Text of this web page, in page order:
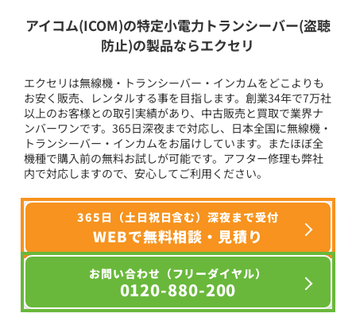
アイコム(ICOM)の特定小電力トランシーバー(盗聴
防止)の製品ならエクセリ
エクセリは無線機・トランシーバー・インカムをどこよりも
お安く販売、レンタルする事を目指します。創業34年で7万社
以上のお客様との取引実績があり、中古販売と買取で業界ナ
ンバーワンです。365日深夜まで対応し、日本全国に無線機・
トランシーバー・インカムをお届けしています。またほぼ全
機種で購入前の無料お試しが可能です。アフター修理も弊社
内で対応しますので、安心してご利用ください。
365日（土日祝日含む）深夜まで受付
WEBで無料相談・見積り
お問い合わせ（フリーダイヤル）
0120-880-200